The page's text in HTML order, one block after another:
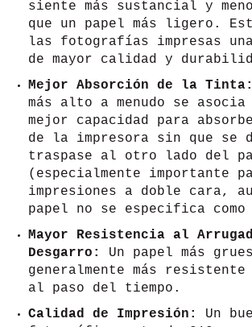
siente más sustancial y
que un papel más ligero.
las fotografías impresas
de mayor calidad y
Mejor Absorción de la Tinta:
más alto a menudo se asocia
mejor capacidad para
de la impresora sin que se
traspase al otro lado del
(especialmente importante
impresiones a doble cara,
papel no se especifica
Mayor Resistencia al
Desgarro:
Un papel más
generalmente más
al paso del tiempo.
Calidad de Impresión:
Un